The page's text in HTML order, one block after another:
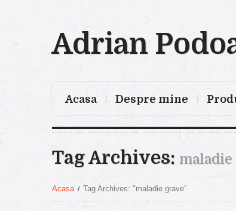
Adrian
Acasa Despre mine
Tag Archives: maladie
Acasa Tag Archives: "maladie grave"